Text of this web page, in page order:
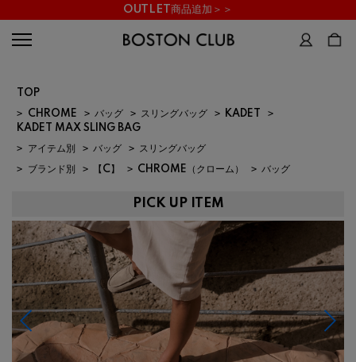
OUTLET商品追加＞＞
TOP
> CHROME > バッグ > スリングバッグ > KADET
>
KADET MAX SLING BAG
> アイテム別 > バッグ > スリングバッグ
> ブランド別 > 【C】 > CHROME（クローム） > バッグ
PICK UP ITEM